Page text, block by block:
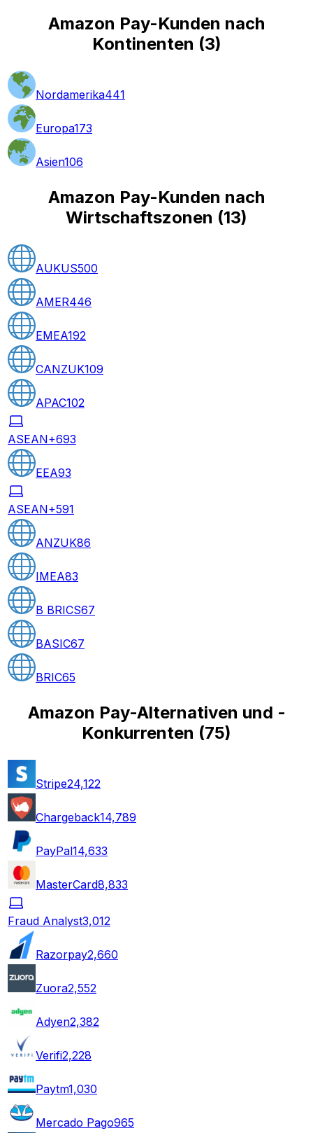
Amazon Pay-Kunden nach
Kontinenten (3)
Nordamerika441
Europa173
Asien106
Amazon Pay-Kunden nach
Wirtschaftszonen (13)
AUKUS500
AMER446
EMEA192
CANZUK109
APAC102
ASEAN+693
EEA93
ASEAN+591
ANZUK86
IMEA83
B BRICS67
BASIC67
BRIC65
Amazon Pay-Alternativen und -
Konkurrenten (75)
Stripe24,122
Chargeback14,789
PayPal14,633
MasterCard8,833
Fraud Analyst3,012
Razorpay2,660
Zuora2,552
Adyen2,382
Verifi2,228
Paytm1,030
Mercado Pago965